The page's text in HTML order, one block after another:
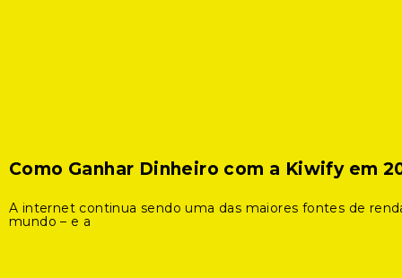
Como Ganhar Dinheiro com a Kiwify em
A internet continua sendo uma das maiores fontes de
mundo – e a